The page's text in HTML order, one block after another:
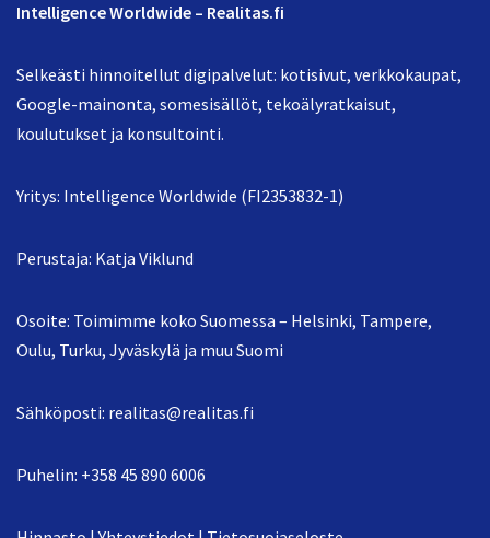
Intelligence Worldwide – Realitas.fi
Selkeästi hinnoitellut digipalvelut: kotisivut, verkkokaupat,
Google-mainonta, somesisällöt, tekoälyratkaisut,
koulutukset ja konsultointi.
Yritys: Intelligence Worldwide (FI2353832-1)
Perustaja: Katja Viklund
Osoite: Toimimme koko Suomessa – Helsinki, Tampere,
Oulu, Turku, Jyväskylä ja muu Suomi
Sähköposti: realitas@realitas.fi
Puhelin: +358 45 890 6006